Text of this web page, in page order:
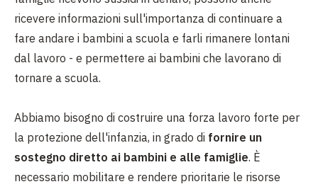
ricevere informazioni sull'importanza di continuare a
fare andare i bambini a scuola e farli rimanere lontani
dal lavoro - e permettere ai bambini che lavorano di
tornare a scuola.
Abbiamo bisogno di costruire una forza lavoro forte per
la protezione dell'infanzia, in grado di fornire un
sostegno diretto ai bambini e alle famiglie. È
necessario mobilitare e rendere prioritarie le risorse